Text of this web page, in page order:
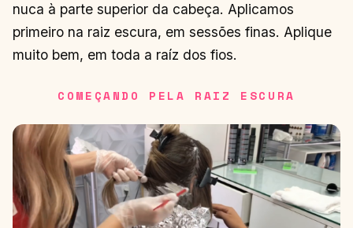
nuca à parte superior da cabeça. Aplicamos
primeiro na raiz escura, em sessões finas. Aplique
muito bem, em toda a raíz dos fios.
COMEÇANDO PELA RAIZ ESCURA